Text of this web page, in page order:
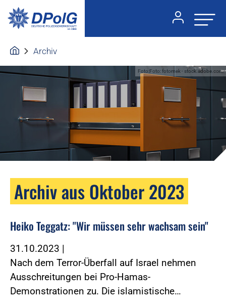
Archiv
Foto:Foto: fotomek - stock.adobe.com
Archiv aus Oktober 2023
Heiko Teggatz: "Wir müssen sehr wachsam sein"
31.10.2023 |
Nach dem Terror-Überfall auf Israel nehmen
Ausschreitungen bei Pro-Hamas-
Demonstrationen zu. Die islamistische…